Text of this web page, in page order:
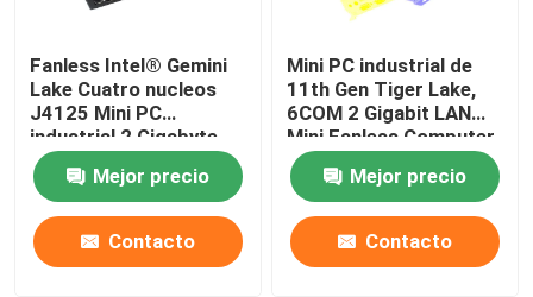
placa madre nana
Placa base de cortafuegos
Placa base de PC OPS
Fanless Intel® Gemini
Lake Cuatro nucleos
J4125 Mini PC
industrial 2 Gigabyte
NIC 6COM Nuc
Mejor precio
Contacto
Mini PC industrial de
11th Gen Tiger Lake,
6COM 2 Gigabit LAN
Mini Fanless Computer
DP display
Mejor precio
Contacto